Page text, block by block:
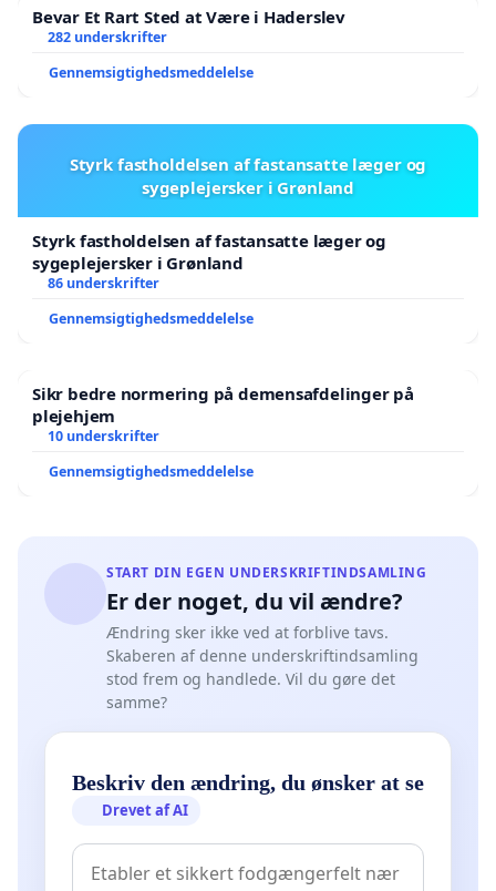
Bevar Et Rart Sted at Være i Haderslev
282 underskrifter
Gennemsigtighedsmeddelelse
Styrk fastholdelsen af fastansatte læger og
sygeplejersker i Grønland
Styrk fastholdelsen af fastansatte læger og
sygeplejersker i Grønland
86 underskrifter
Gennemsigtighedsmeddelelse
Sikr bedre normering på demensafdelinger på
plejehjem
10 underskrifter
Gennemsigtighedsmeddelelse
START DIN EGEN UNDERSKRIFTINDSAMLING
Er der noget, du vil ændre?
Ændring sker ikke ved at forblive tavs.
Skaberen af denne underskriftindsamling
stod frem og handlede. Vil du gøre det
samme?
Beskriv den ændring, du ønsker at se
Drevet af AI